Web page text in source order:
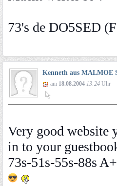
73's de DO5SED
Kenneth aus MALMOE
am 18.08.2004 13:24 Uhr
Very good website
in to your
73s-51s-55s-88s A+